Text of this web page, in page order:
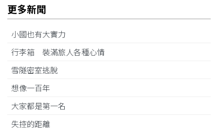
更多新聞
小國也有大實力
行李箱 裝滿旅人各種心情
雪隧密室逃脫
想像一百年
大家都是第一名
失控的距離